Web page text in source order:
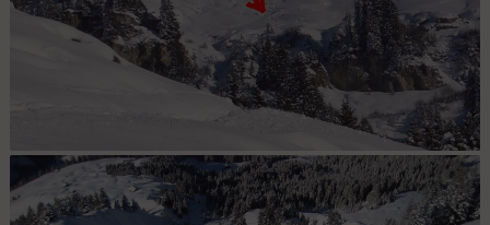
Couloir de la croix